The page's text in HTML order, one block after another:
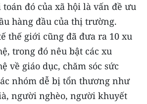
đó của xã hội là vấn đề ưu
hàng đầu của thị trường.
thế giới cũng đã đưa ra 10 xu
trong đó nêu bật các xu
về giáo dục, chăm sóc sức
nhóm dễ bị tổn thương như
người nghèo, người khuyết